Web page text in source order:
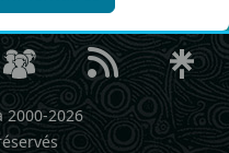
2000-2026